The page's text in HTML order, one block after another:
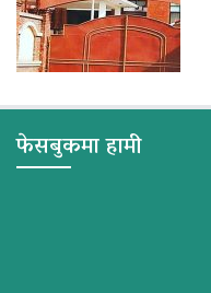
फेसबुकमा हामी